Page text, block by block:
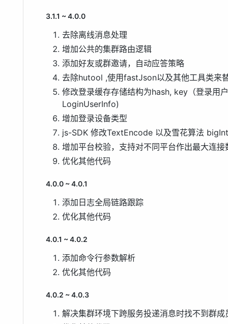
3.1.1 ~ 4.0.0
去除离线消息处理
增加公共的集群路由逻辑
添加好友或群邀请，自动应答策略
去除hutool ,使用fastJson以及其他工具类来
修改登录缓存存储结构为hash, key（登录用
LoginUserInfo)
增加登录设备类型
js-SDK 修改TextEncode 以及雪花算法
增加平台校验，支持对不同平台作出最大连接
优化其他代码
4.0.0 ~ 4.0.1
添加日志全局链路跟踪
优化其他代码
4.0.1 ~ 4.0.2
添加命令行参数解析
优化其他代码
4.0.2 ~ 4.0.3
解决集群环境下跨服务投递消息时找不到群成